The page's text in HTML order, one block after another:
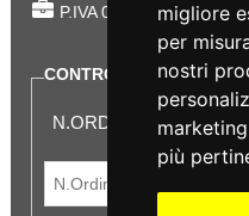
migliore
per
nostri
marketing
più
P.IVA 02342180797
CONTROLLA LO STATO
N.ORDINE: